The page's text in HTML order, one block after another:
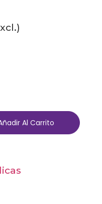
Al Carrito